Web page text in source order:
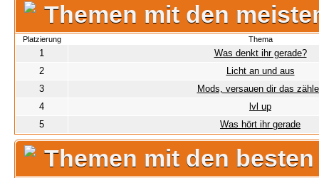
Themen mit den
Platzierung Thema
1
Was denkt ihr gerade?
2
Licht an und aus
3
Mods, versauen dir das
4
lvl up
5
Was hört ihr gerade
Themen mit den